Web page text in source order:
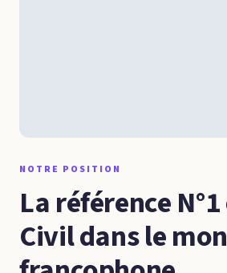
NOTRE POSITION
La référence
Civil dans le